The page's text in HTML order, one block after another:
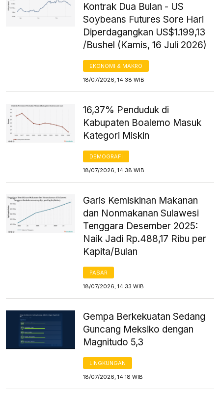
Kontrak Dua Bulan - US
Soybeans Futures Sore Hari
Diperdagangkan US$1.199,13
/Bushel (Kamis, 16 Juli 2026)
EKONOMI & MAKRO
18/07/2026, 14:38 WIB
16,37% Penduduk di
Kabupaten Boalemo Masuk
Kategori Miskin
DEMOGRAFI
18/07/2026, 14:38 WIB
Garis Kemiskinan Makanan
dan Nonmakanan Sulawesi
Tenggara Desember 2025:
Naik Jadi Rp.488,17 Ribu per
Kapita/Bulan
PASAR
18/07/2026, 14:33 WIB
Gempa Berkekuatan Sedang
Guncang Meksiko dengan
Magnitudo 5,3
LINGKUNGAN
18/07/2026, 14:18 WIB